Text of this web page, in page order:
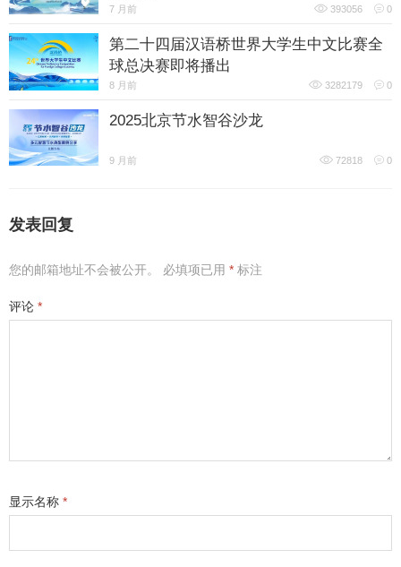
7 月前 393056 0
第二十四届汉语桥世界大学生中文比赛全
球总决赛即将播出
8 月前 3282179 0
2025北京节水智谷沙龙
9 月前 72818 0
发表回复
您的邮箱地址不会被公开。 必填项已用 * 标注
评论 *
显示名称 *